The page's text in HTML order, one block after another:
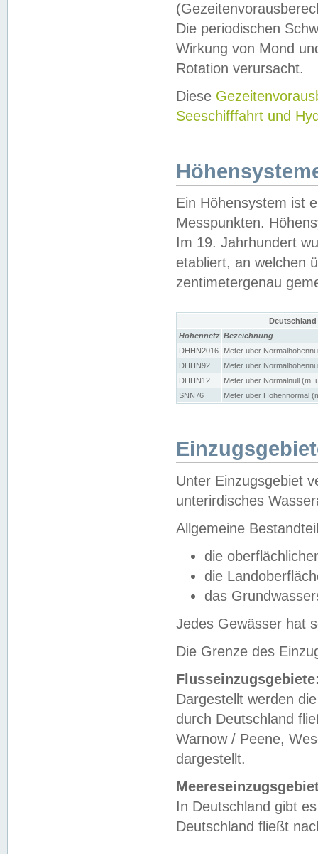
Die periodischen
Wirkung von Mond
Rotation verursacht.
Diese
Seeschifffahrt und
Ein Höhensystem ist
Messpunkten.
Im 19. Jahrhundert
etabliert, an welchen
zentimetergenau
Höhennetz Bezeichnung
DHHN2016
Meter über
DHHN92
Meter über
DHHN12
Meter über Normalnull (m.
SNN76
Meter über Höhennormal
Unter Einzugsgebiet
unterirdisches
Allgemeine
die
die
das
Jedes Gewässer hat
Die Grenze des
Dargestellt werden
durch Deutschland
Warnow / Peene,
dargestellt.
In Deutschland gibt
Deutschland fließt